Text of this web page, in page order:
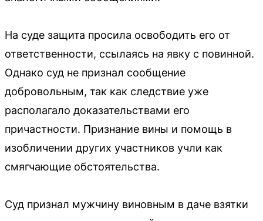
На суде защита просила освободить его от
ответственности, ссылаясь на явку с повинной.
Однако суд не признал сообщение
добровольным, так как следствие уже
располагало доказательствами его
причастности. Признание вины и помощь в
изобличении других участников учли как
смягчающие обстоятельства.
Суд признал мужчину виновным в даче взятки